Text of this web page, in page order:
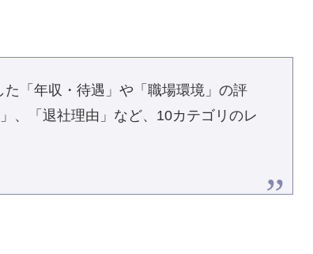
「年収・待遇」や「職場環境」の評
、「退社理由」など、10カテゴリのレ